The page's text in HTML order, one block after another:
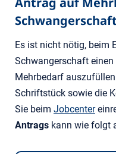
Es ist nicht nötig, beim
Schwangerschaft einen
Mehrbedarf
Schriftstück sowie die
Sie beim Jobcenter
Antrags kann wie folgt